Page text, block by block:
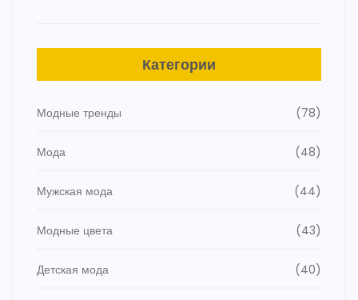
Категории
Модные тренды (78)
Мода (48)
Мужская мода (44)
Модные цвета (43)
Детская мода (40)